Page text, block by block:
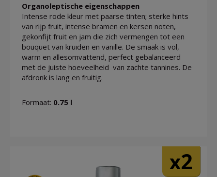
Organoleptische eigenschappen
Intense rode kleur met paarse tinten; sterke hints
van rijp fruit, intense bramen en kersen noten,
gekonfijt fruit en jam die zich vermengen tot een
bouquet van kruiden en vanille. De smaak is vol,
warm en allesomvattend, perfect gebalanceerd
met de juiste hoeveelheid van zachte tannines. De
afdronk is lang en fruitig.
Formaat: 0.75 l
x2